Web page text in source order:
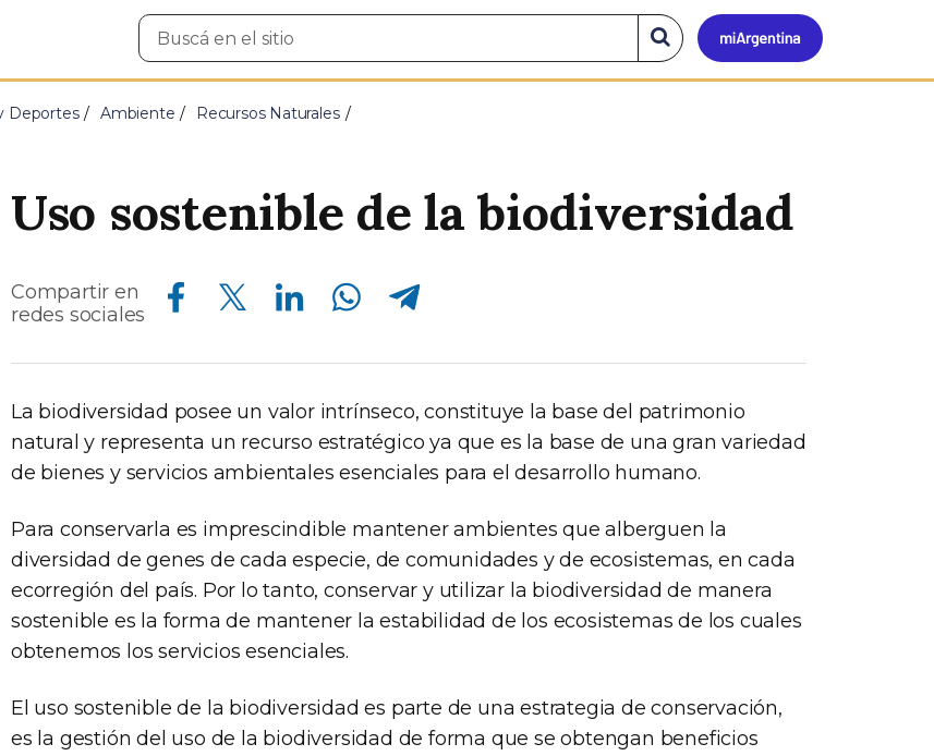
Mi
Buscar
en
Buscar
en
el
Deportes Ambiente Recursos Naturales
Uso sostenible de la biodiversidad
Compartir en
redes sociales
Compartir en Facebook Compartir en Twitter Compartir en Linkedin Compartir en Whatsapp Compartir en Telegram
La biodiversidad posee un valor intrínseco, constituye la base del patrimonio
natural y representa un recurso estratégico ya que es la base de una gran variedad
de bienes y servicios ambientales esenciales para el desarrollo humano.
Para conservarla es imprescindible mantener ambientes que alberguen la
diversidad de genes de cada especie, de comunidades y de ecosistemas, en cada
ecorregión del país. Por lo tanto, conservar y utilizar la biodiversidad de manera
sostenible es la forma de mantener la estabilidad de los ecosistemas de los cuales
obtenemos los servicios esenciales.
El uso sostenible de la biodiversidad es parte de una estrategia de conservación,
es la gestión del uso de la biodiversidad de forma que se obtengan beneficios